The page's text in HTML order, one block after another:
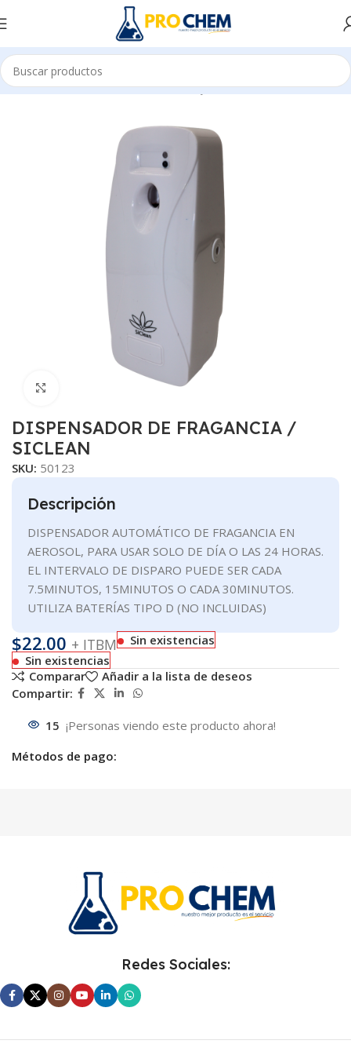
Y CONTROL DE OLOR EQUIPOS AROMATIZANTES
DISPENSADOR DE FRAGANCIA /
SICLEAN
SKU: 50123
Descripción
DISPENSADOR AUTOMÁTICO DE FRAGANCIA EN
AEROSOL, PARA USAR SOLO DE DÍA O LAS 24 HORAS.
EL INTERVALO DE DISPARO PUEDE SER CADA
7.5MINUTOS, 15MINUTOS O CADA 30MINUTOS.
UTILIZA BATERÍAS TIPO D (NO INCLUIDAS)
$22.00 + ITBM
Sin existencias
Sin existencias
Comparar
Añadir a la lista de deseos
Compartir:
15 ¡Personas viendo este producto ahora!
Métodos de pago:
Redes Sociales: